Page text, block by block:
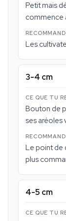
Petit mais
commence
Les
3-4 cm
Bouton de
ses aréoles
Le point de
plus
4-5 cm